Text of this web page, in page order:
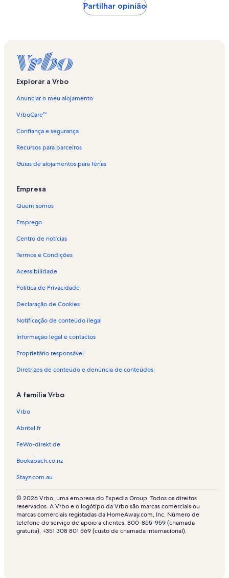
Partilhar opinião
Explorar a Vrbo
Anunciar o meu alojamento
VrboCare™
Confiança e segurança
Recursos para parceiros
Guias de alojamentos para férias
Empresa
Quem somos
Emprego
Centro de notícias
Termos e Condições
Acessibilidade
Política de Privacidade
Declaração de Cookies
Notificação de conteúdo ilegal
Informação legal e contactos
Proprietário responsável
Diretrizes de conteúdo e denúncia de conteúdos
A família Vrbo
Vrbo
Abritel.fr
FeWo-direkt.de
Bookabach.co.nz
Stayz.com.au
© 2026 Vrbo, uma empresa do Expedia Group. Todos os direitos
reservados. A Vrbo e o logótipo da Vrbo são marcas comerciais ou
marcas comerciais registadas da HomeAway.com, Inc. Número de
telefone do serviço de apoio a clientes: 800-855-959 (chamada
gratuita), +351 308 801 569 (custo de chamada internacional).